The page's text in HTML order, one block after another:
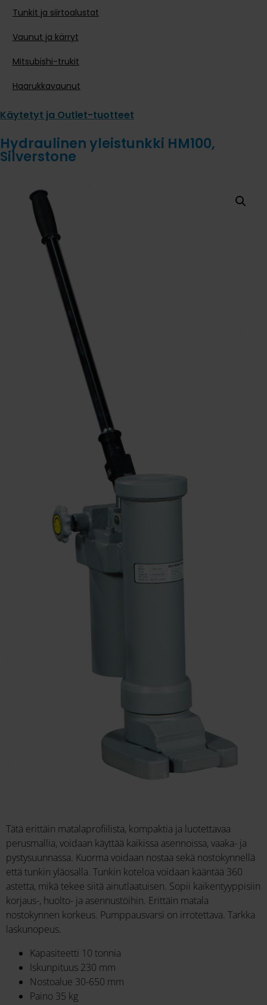
Tunkit ja siirtoalustat
Vaunut ja kärryt
Mitsubishi-trukit
Haarukkavaunut
Käytetyt ja Outlet-tuotteet
Hydraulinen yleistunkki HM100,
Silverstone
Tätä erittäin matalaprofiilista, kompaktia ja luotettavaa
perusmallia, voidaan käyttää kaikissa asennoissa, vaaka- ja
pystysuunnassa. Kuorma voidaan nostaa sekä nostokynnellä
että tunkin yläosalla. Tunkin koteloa voidaan kääntää 360
astetta, mikä tekee siitä ainutlaatuisen. Sopii kaikentyyppisiin
korjaus-, huolto- ja asennustöihin. Erittäin matala
nostokynnen korkeus. Pumppausvarsi on irrotettava. Tarkka
laskunopeus.
Kapasiteetti 10 tonnia
Iskunpituus 230 mm
Nostoalue 30-650 mm
Paino 35 kg